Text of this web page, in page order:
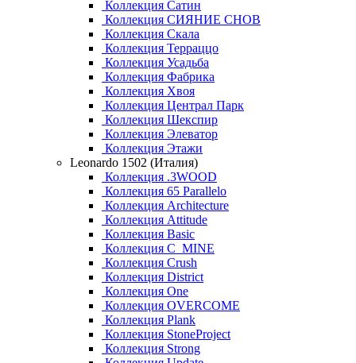
Коллекция Сатин
Коллекция СИЯНИЕ СНОВ
Коллекция Скала
Коллекция Терраццо
Коллекция Усадьба
Коллекция Фабрика
Коллекция Хвоя
Коллекция Централ Парк
Коллекция Шекспир
Коллекция Элеватор
Коллекция Этажи
Leonardo 1502 (Италия)
Коллекция .3WOOD
Коллекция 65 Parallelo
Коллекция Architecture
Коллекция Attitude
Коллекция Basic
Коллекция C_MINE
Коллекция Crush
Коллекция District
Коллекция One
Коллекция OVERCOME
Коллекция Plank
Коллекция StoneProject
Коллекция Strong